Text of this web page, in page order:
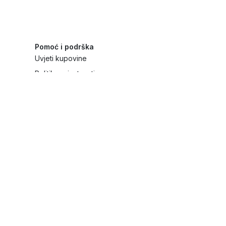
Pomoć i podrška
Uvjeti kupovine
Politika privatnosti